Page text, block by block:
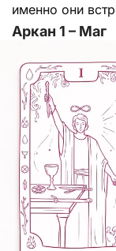
именно они
Аркан 1 – Маг